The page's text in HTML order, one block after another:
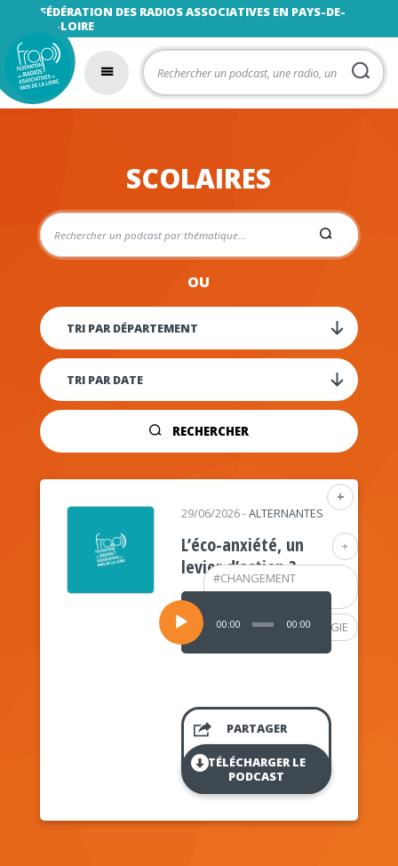
FÉDÉRATION DES RADIOS ASSOCIATIVES EN PAYS-DE-
LA-LOIRE
SCOLAIRES
OU
RECHERCHER
+
+
#CHANGEMENT
CLIMATIQUE
#PSYCHOLOGIE
29/06/2026-ALTERNANTES
L’éco-anxiété, un
levier d’action ?
Lecteur
audio
00:00 00:00
PARTAGER
TÉLÉCHARGER LE
PODCAST